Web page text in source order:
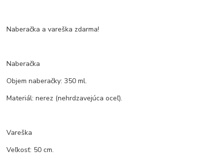
Naberačka a vareška zdarma!
Naberačka
Objem naberačky: 350 ml.
Materiál: nerez (nehrdzavejúca oceľ).
Vareška
Veľkosť: 50 cm.